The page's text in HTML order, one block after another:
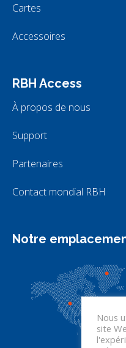
Cartes
Accessoires
RBH Access
À propos de nous
Support
Partenaires
Contact mondial RBH
Notre
Nous
site